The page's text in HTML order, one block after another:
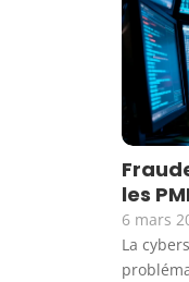
les
6 mars
La